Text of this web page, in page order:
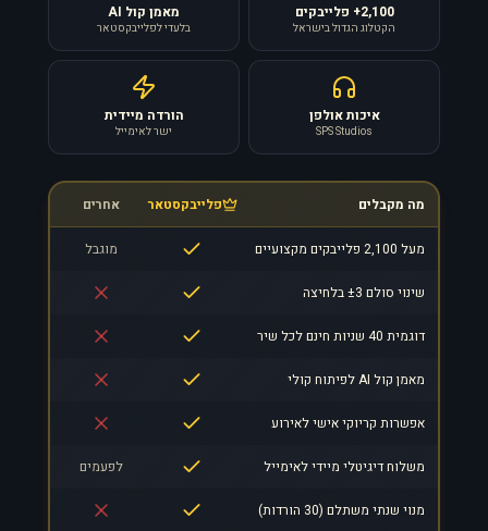
2,100+ פלייבקים
הקטלוג הגדול בישראל
מאמן קול AI
בלעדי לפלייבקסטאר
איכות אולפן
SPS Studios
הורדה מיידית
ישר לאימייל
מה מקבלים פלייבקסטאר אחרים
מעל 2,100 פלייבקים מקצועיים מוגבל
שינוי סולם ±3 בלחיצה
דוגמית 40 שניות חינם לכל שיר
מאמן קול AI לפיתוח קולי
אפשרות קריוקי אישי לאירוע
משלוח דיגיטלי מיידי לאימייל לפעמים
מנוי שנתי משתלם (30 הורדות)